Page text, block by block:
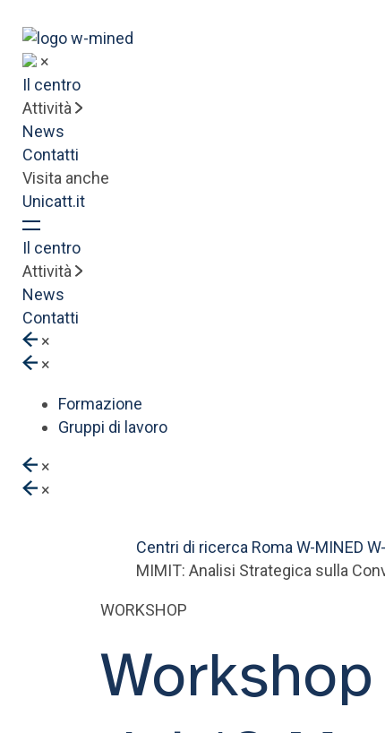
×
Il centro
Attività
News
Contatti
Visita anche
Unicatt.it
Il centro
Attività
News
Contatti
×
×
Formazione
Gruppi di lavoro
×
×
Centri di ricerca Roma W-MINED
MIMIT: Analisi Strategica sulla
WORKSHOP